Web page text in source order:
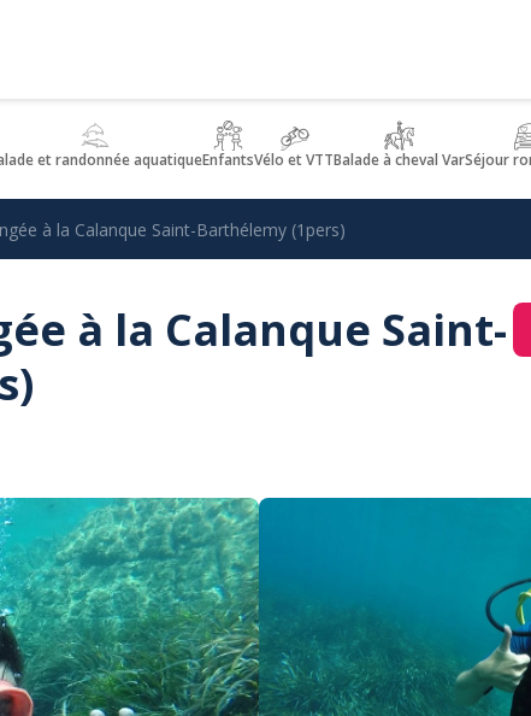
et randonnée aquatiqueEnfantsVélo et VTTBalade à cheval VarSéjour
à la Calanque Saint-Barthélemy (1pers)
à la Calanque Saint-